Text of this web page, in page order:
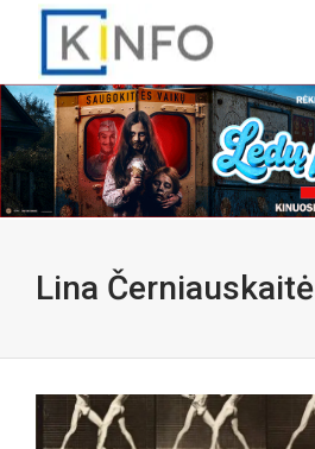
Lina Černiauskaitė